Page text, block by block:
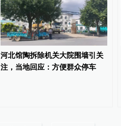
河北馆陶拆除机关大院围墙引关
注，当地回应：方便群众停车